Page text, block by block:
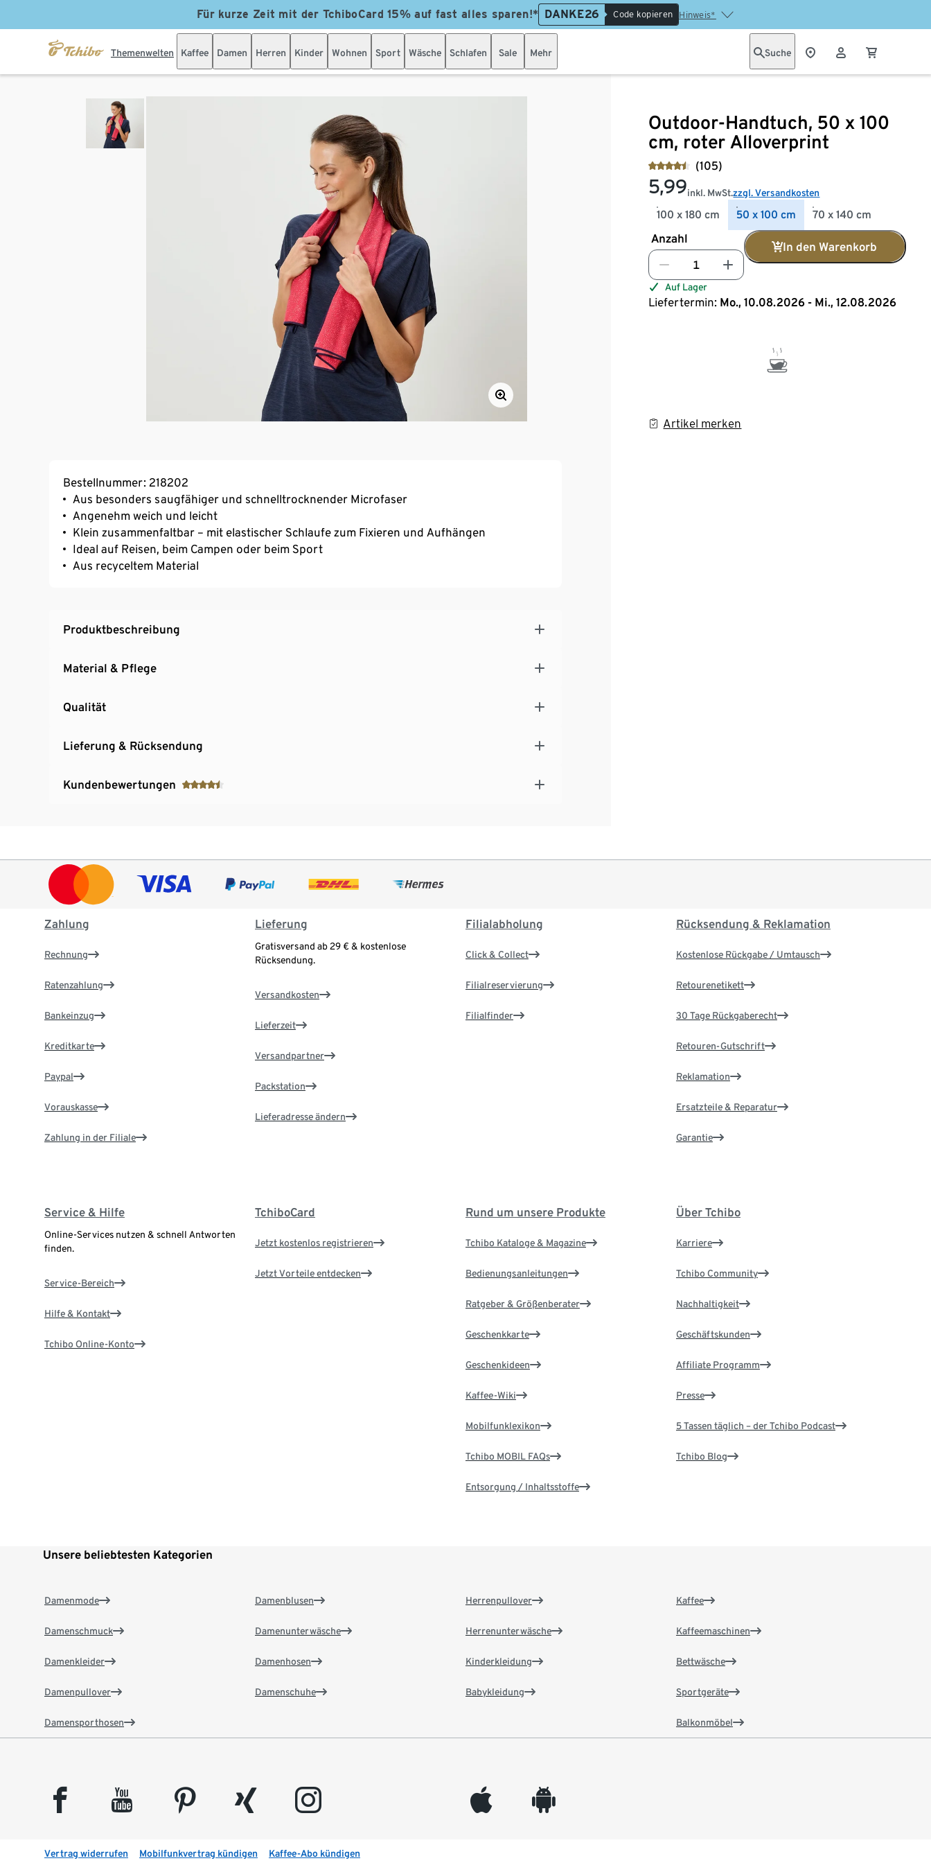
Für kurze Zeit mit der TchiboCard 15% auf fast alles sparen!* DANKE26 Code kopieren Hinweis*
Themenwelten Kaffee Damen Herren Kinder Wohnen Sport Wäsche Schlafen Sale Mehr Suche
Outdoor-Handtuch, 50 x 100
cm, roter Alloverprint
(105)
5,99inkl. MwSt.zzgl. Versandkosten
100 x 180 cm 50 x 100 cm 70 x 140 cm
Anzahl
In den Warenkorb
Auf Lager
Liefertermin: Mo., 10.08.2026 - Mi., 12.08.2026
Artikel merken
Bestellnummer: 218202
Aus besonders saugfähiger und schnelltrocknender Microfaser
Angenehm weich und leicht
Klein zusammenfaltbar – mit elastischer Schlaufe zum Fixieren und Aufhängen
Ideal auf Reisen, beim Campen oder beim Sport
Aus recyceltem Material
Produktbeschreibung
Material & Pflege
Qualität
Lieferung & Rücksendung
Kundenbewertungen
Zahlung
Rechnung
Ratenzahlung
Bankeinzug
Kreditkarte
Paypal
Vorauskasse
Zahlung in der Filiale
Lieferung
Gratisversand ab 29 € & kostenlose
Rücksendung.
Versandkosten
Lieferzeit
Versandpartner
Packstation
Lieferadresse ändern
Filialabholung
Click & Collect
Filialreservierung
Filialfinder
Rücksendung & Reklamation
Kostenlose Rückgabe / Umtausch
Retourenetikett
30 Tage Rückgaberecht
Retouren-Gutschrift
Reklamation
Ersatzteile & Reparatur
Garantie
Service & Hilfe
Online-Services nutzen & schnell Antworten
finden.
Service-Bereich
Hilfe & Kontakt
Tchibo Online-Konto
TchiboCard
Jetzt kostenlos registrieren
Jetzt Vorteile entdecken
Rund um unsere Produkte
Tchibo Kataloge & Magazine
Bedienungsanleitungen
Ratgeber & Größenberater
Geschenkkarte
Geschenkideen
Kaffee-Wiki
Mobilfunklexikon
Tchibo MOBIL FAQs
Entsorgung / Inhaltsstoffe
Über Tchibo
Karriere
Tchibo Community
Nachhaltigkeit
Geschäftskunden
Affiliate Programm
Presse
5 Tassen täglich – der Tchibo Podcast
Tchibo Blog
Unsere beliebtesten Kategorien
Damenmode
Damenschmuck
Damenkleider
Damenpullover
Damensporthosen
Damenblusen
Damenunterwäsche
Damenhosen
Damenschuhe
Herrenpullover
Herrenunterwäsche
Kinderkleidung
Babykleidung
Kaffee
Kaffeemaschinen
Bettwäsche
Sportgeräte
Balkonmöbel
facebook youtube pinterest xing instagram appleinc android
Vertrag widerrufen Mobilfunkvertrag kündigen Kaffee-Abo kündigen